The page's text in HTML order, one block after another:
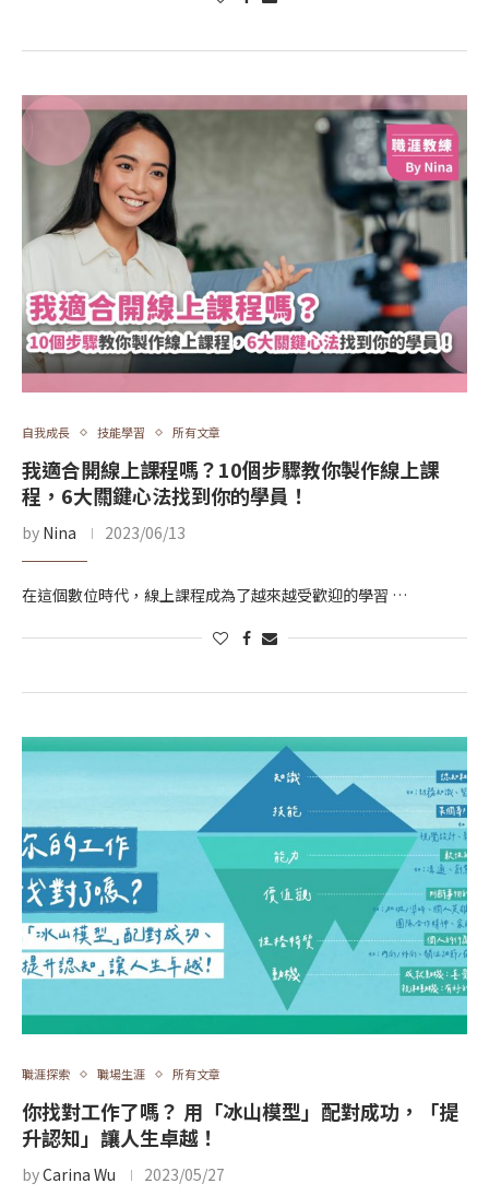
自我成長 技能學習 所有文章
我適合開線上課程嗎？10個步驟教你製作線上課
程，6大關鍵心法找到你的學員！
by Nina 2023/06/13
在這個數位時代，線上課程成為了越來越受歡迎的學習 …
職涯探索 職場生涯 所有文章
你找對工作了嗎？ 用「冰山模型」配對成功，「提
升認知」讓人生卓越！
byCarina Wu 2023/05/27